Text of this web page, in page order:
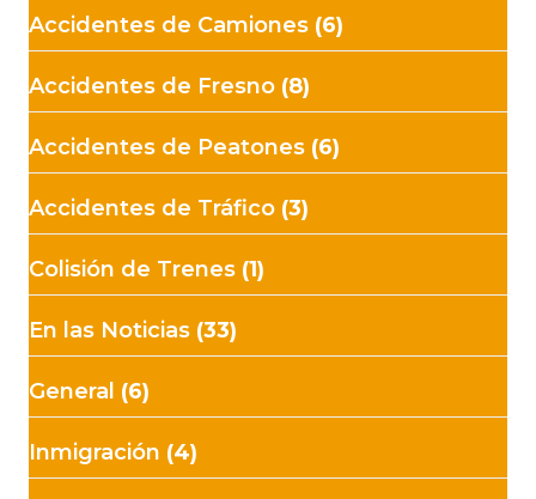
Accidentes de Camiones (6)
Accidentes de Fresno (8)
Accidentes de Peatones (6)
Accidentes de Tráfico (3)
Colisión de Trenes (1)
En las Noticias (33)
General (6)
Inmigración (4)